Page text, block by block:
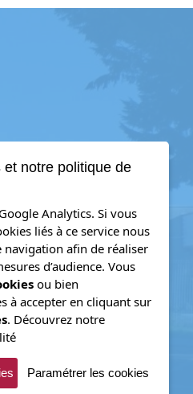
notre politique de
Analytics. Si vous
liés à ce service nous
afin de réaliser
d’audience. Vous
ou bien
à accepter en cliquant sur
. Découvrez notre
Paramétrer les cookies